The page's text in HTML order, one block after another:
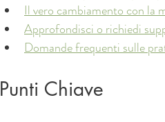
Il vero cambiamento con la
Approfondisci o richiedi
Domande frequenti sulle
Punti Chiave